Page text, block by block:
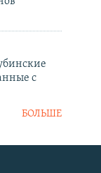
с
БОЛЬШЕ